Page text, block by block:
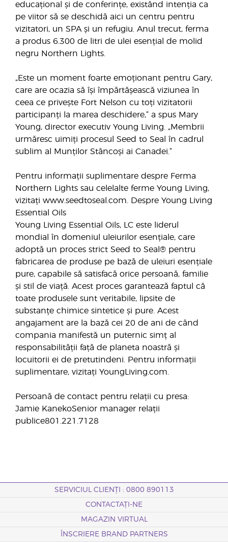
educațional și de conferințe, existând intenția ca
pe viitor să se deschidă aici un centru pentru
vizitatori, un SPA și un refugiu. Anul trecut, ferma
a produs 6.300 de litri de ulei esențial de molid
negru Northern Lights.
„Este un moment foarte emoționant pentru Gary,
care are ocazia să își împărtășească viziunea în
ceea ce privește Fort Nelson cu toți vizitatorii
participanți la marea deschidere,“ a spus Mary
Young, director executiv Young Living. „Membrii
urmăresc uimiți procesul Seed to Seal în cadrul
sublim al Munților Stâncoși ai Canadei.“
Pentru informații suplimentare despre Ferma
Northern Lights sau celelalte ferme Young Living,
vizitați www.seedtoseal.com. Despre Young Living
Essential Oils
Young Living Essential Oils, LC este liderul
mondial în domeniul uleiurilor esențiale, care
adoptă un proces strict Seed to Seal® pentru
fabricarea de produse pe bază de uleiuri esențiale
pure, capabile să satisfacă orice persoană, familie
și stil de viață. Acest proces garantează faptul că
toate produsele sunt veritabile, lipsite de
substanțe chimice sintetice și pure. Acest
angajament are la bază cei 20 de ani de când
compania manifestă un puternic simț al
responsabilității față de planeta noastră și
locuitorii ei de pretutindeni. Pentru informații
suplimentare, vizitați YoungLiving.com.
Persoană de contact pentru relații cu presa:
Jamie KanekoSenior manager relații
publice801.221.7128
SERVICIUL CLIENȚI : 0800 890113
CONTACTAȚI-NE
MAGAZIN VIRTUAL
ÎNSCRIERE BRAND PARTNERS